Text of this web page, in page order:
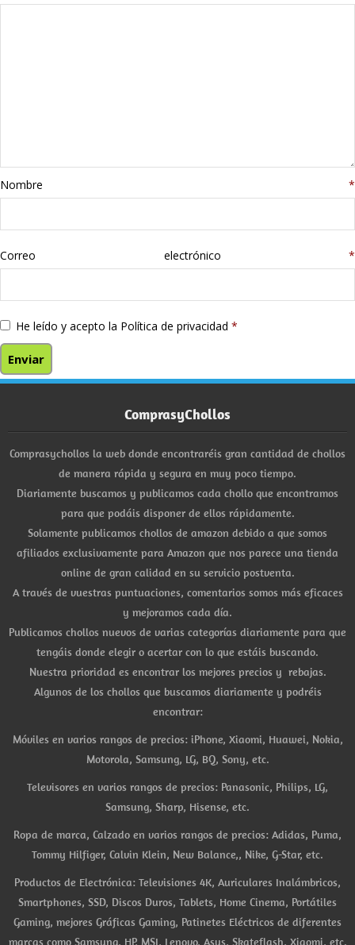
libros
Nombre *
Correo electrónico *
He leído y acepto la Política de privacidad *
ComprasyChollos
Comprasychollos la web donde encontraréis gran cantidad de chollos
de manera rápida y segura en muy poco tiempo.
Diariamente buscamos y publicamos cada chollo que encontramos
para que podáis disponer de ellos rápidamente.
Solamente publicamos chollos de amazon debido a que somos
afiliados exclusivamente para Amazon que nos parece una tienda
online de gran calidad en su servicio postventa.
A través de vuestras puntuaciones, comentarios somos más eficaces
y mejoramos cada día.
Publicamos chollos nuevos de varias categorías diariamente para que
tengáis donde elegir o acertar con lo que estáis buscando.
Nuestra prioridad es encontrar los mejores precios y rebajas.
Algunos de los chollos que buscamos diariamente y podréis
encontrar:
Móviles en varios rangos de precios: iPhone, Xiaomi, Huawei, Nokia,
Motorola, Samsung, LG, BQ, Sony, etc.
Televisores en varios rangos de precios: Panasonic, Philips, LG,
Samsung, Sharp, Hisense, etc.
Ropa de marca, Calzado en varios rangos de precios: Adidas, Puma,
Tommy Hilfiger, Calvin Klein, New Balance,, Nike, G-Star, etc.
Productos de Electrónica: Televisiones 4K, Auriculares Inalámbricos,
Smartphones, SSD, Discos Duros, Tablets, Home Cinema, Portátiles
Gaming, mejores Gráficas Gaming, Patinetes Eléctricos de diferentes
marcas como Samsung, HP, MSI, Lenovo, Asus, Skateflash, Xiaomi, etc.